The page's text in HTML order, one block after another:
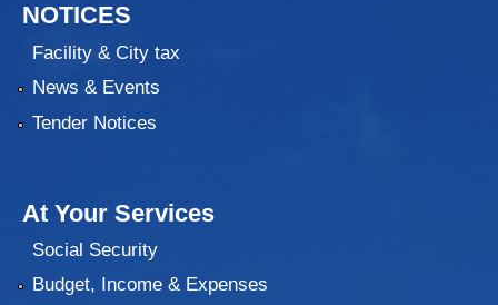
NOTICES
Facility & City tax
News & Events
Tender Notices
At Your Services
Social Security
Budget, Income & Expenses